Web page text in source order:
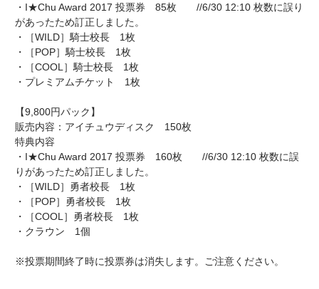
・I★Chu Award 2017 投票券 85枚 //6/30 12:10 枚数に誤り
があったため訂正しました。
・［WILD］騎士校長 1枚
・［POP］騎士校長 1枚
・［COOL］騎士校長 1枚
・プレミアムチケット 1枚
【9,800円パック】
販売内容：アイチュウディスク 150枚
特典内容
・I★Chu Award 2017 投票券 160枚 //6/30 12:10 枚数に誤
りがあったため訂正しました。
・［WILD］勇者校長 1枚
・［POP］勇者校長 1枚
・［COOL］勇者校長 1枚
・クラウン 1個
※投票期間終了時に投票券は消失します。ご注意ください。